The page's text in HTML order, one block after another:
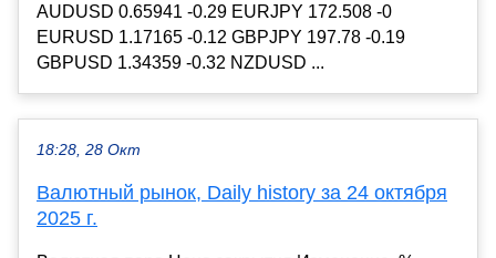
AUDUSD 0.65941 -0.29 EURJPY 172.508 -0
EURUSD 1.17165 -0.12 GBPJPY 197.78 -0.19
GBPUSD 1.34359 -0.32 NZDUSD ...
18:28, 28 Окт
Валютный рынок, Daily history за 24 октября
2025 г.